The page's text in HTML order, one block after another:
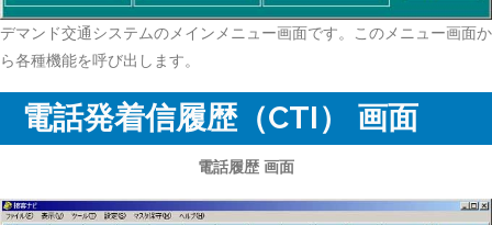
デマンド交通システムのメインメニュー画面です。このメニュー画面か
ら各種機能を呼び出します。
電話発着信履歴（CTI） 画面
電話履歴 画面